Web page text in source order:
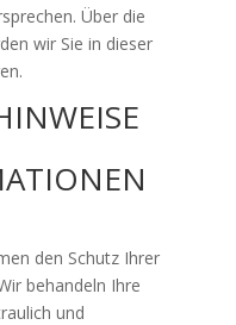
Über die
wir Sie in dieser
den Schutz Ihrer
behandeln Ihre
und